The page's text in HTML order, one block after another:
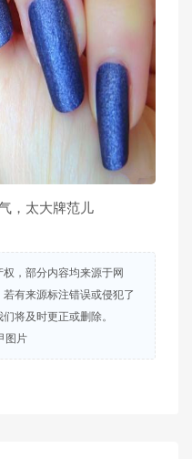
，太大牌范儿
，部分内容均来源于网
有来源标注错误或侵犯了
将及时更正或删除。
图片